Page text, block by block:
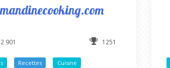
901 1251
Recettes
Cuisine